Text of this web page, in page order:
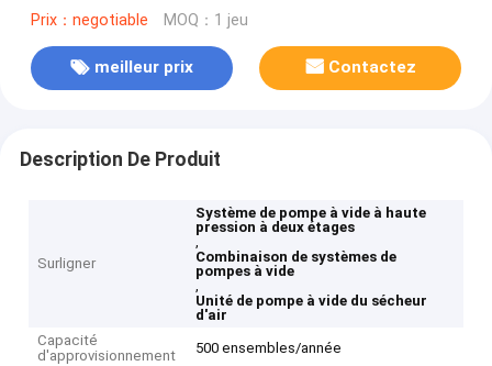
matériel électrique
Prix：negotiable MOQ：1 jeu
meilleur prix Contactez
Description De Produit
Surligner
Système de pompe à vide à haute
pression à deux étages
,
Combinaison de systèmes de
pompes à vide
,
Unité de pompe à vide du sécheur
d'air
Capacité
d'approvisionnement
500 ensembles/année